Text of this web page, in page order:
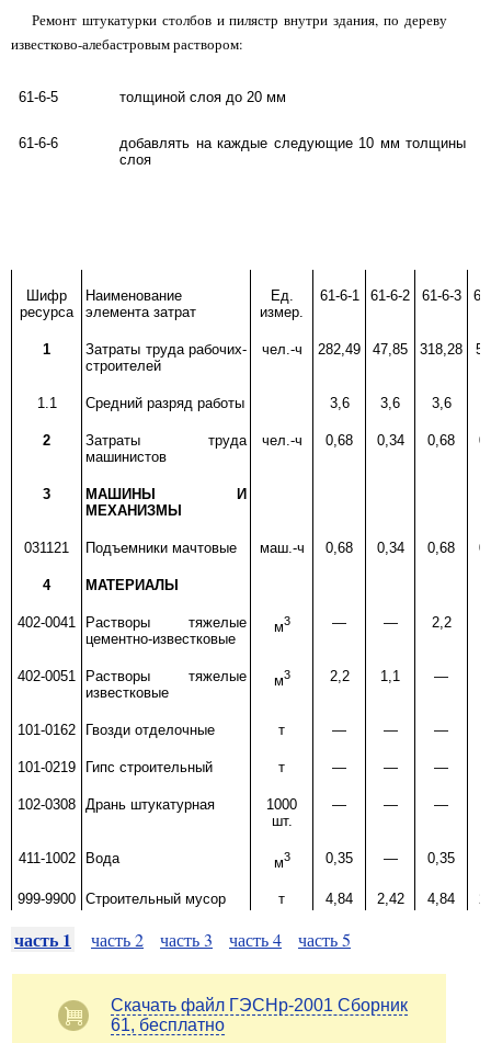
Ремонт штукатурки столбов и пилястр внутри здания, по дереву
известково-алебастровым раствором:
61-6-5 толщиной слоя до 20 мм
61-6-6
добавлять на каждые следующие 10 мм толщины
слоя
Шифр
ресурса
Наименование
элемента затрат
Ед.
измер.
61-6-1 61-6-2 61-6-3
1
Затраты труда рабочих-
строителей
чел.-ч 282,49 47,85 318,28
1.1 Средний разряд работы 3,6 3,6 3,6
2
Затраты труда
машинистов
чел.-ч 0,68 0,34 0,68
3
МАШИНЫ И
МЕХАНИЗМЫ
031121 Подъемники мачтовые маш.-ч 0,68 0,34 0,68
4 МАТЕРИАЛЫ
402-0041
Растворы тяжелые
цементно-известковые
м3 — — 2,2
402-0051
Растворы тяжелые
известковые
м3 2,2 1,1 —
101-0162 Гвозди отделочные т — — —
101-0219 Гипс строительный т — — —
102-0308 Дрань штукатурная
1000
шт.
— — —
411-1002 Вода м3 0,35 — 0,35
999-9900 Строительный мусор т 4,84 2,42 4,84
часть 1 часть 2 часть 3 часть 4 часть 5
Скачать файл ГЭСНр-2001 Сборник
61, бесплатно